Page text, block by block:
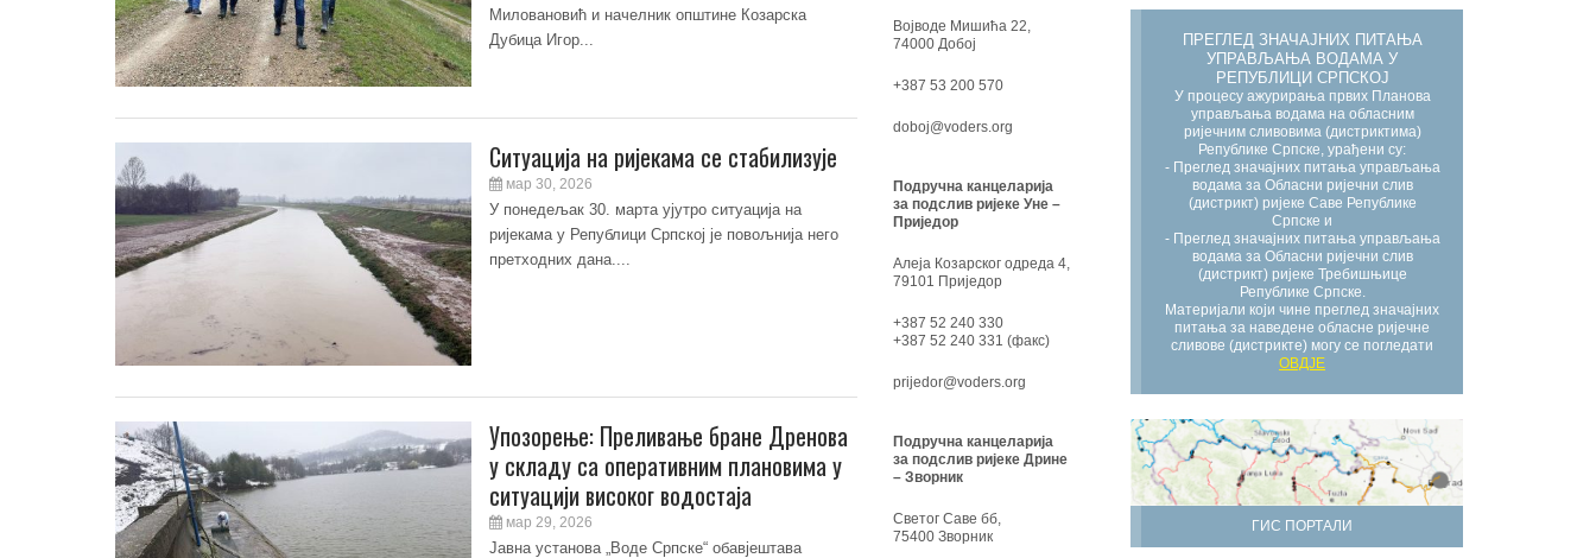
Миловановић и начелник општине Козарска
Дубица Игор...
Ситуација на ријекама се стабилизује
мар 30, 2026
У понедељак 30. марта ујутро ситуација на
ријекама у Републици Српској је повољнија него
претходних дана....
Упозорење: Преливање бране Дренова
у складу са оперативним плановима у
ситуацији високог водостаја
мар 29, 2026
Јавна установа „Воде Српске“ обавјештава
ПРЕГЛЕД ЗНАЧАЈНИХ ПИТАЊА
УПРАВЉАЊА ВОДАМА У
РЕПУБЛИЦИ СРПСКОЈ
У процесу ажурирања првих Планова
управљања водама на обласним
ријечним сливовима (дистриктима)
Републике Српске, урађени су:
- Преглед значајних питања управљања
водама за Обласни ријечни слив
(дистрикт) ријеке Саве Републике
Српске и
- Преглед значајних питања управљања
водама за Обласни ријечни слив
(дистрикт) ријеке Требишњице
Републике Српске.
Материјали који чине преглед значајних
питања за наведене обласне ријечне
сливове (дистрикте) могу се погледати
ОВДЈЕ
ГИС ПОРТАЛИ
Војводе Мишића 22,
74000 Добој
+387 53 200 570
doboj@voders.org
Подручна канцеларија
за подслив ријеке Уне –
Приједор
Алеја Козарског одреда 4,
79101 Приједор
+387 52 240 330
+387 52 240 331 (факс)
prijedor@voders.org
Подручна канцеларија
за подслив ријеке Дрине
– Зворник
Светог Саве бб,
75400 Зворник